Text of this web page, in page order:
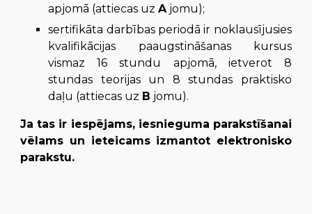
apjomā (attiecas uzAjomu);
sertifikāta darbības periodā ir noklausījusies
kvalifikācijas paaugstināšanas kursus
vismaz 16 stundu apjomā, ietverot 8
stundas teorijas un 8 stundas praktisko
daļu (attiecas uz B jomu).
Ja tas ir iespējams, iesnieguma parakstīšanai
vēlams un ieteicams izmantot elektronisko
parakstu.